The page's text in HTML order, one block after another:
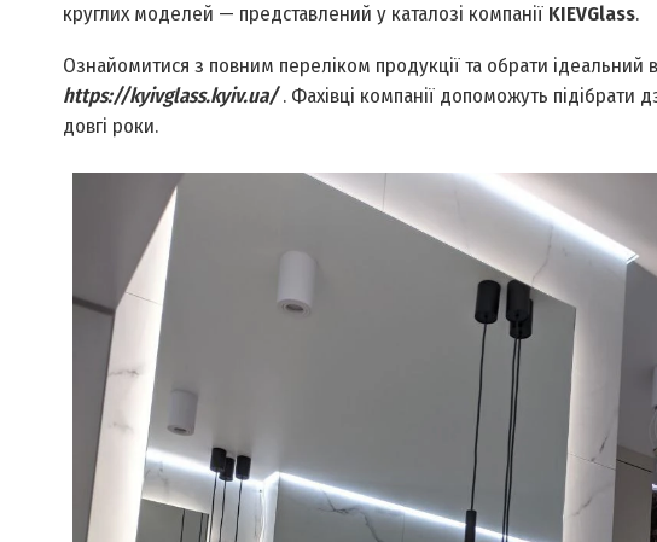
круглих моделей — представлений у каталозі компанії KIEVGlass.
Ознайомитися з повним переліком продукції та обрати ідеальний
https://kyivglass.kyiv.ua/. Фахівці компанії допоможуть
довгі роки.